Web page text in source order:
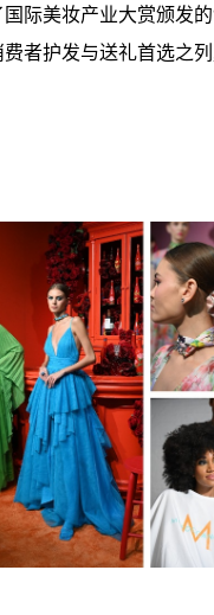
际美妆产业大赏颁发
者护发与送礼首选之